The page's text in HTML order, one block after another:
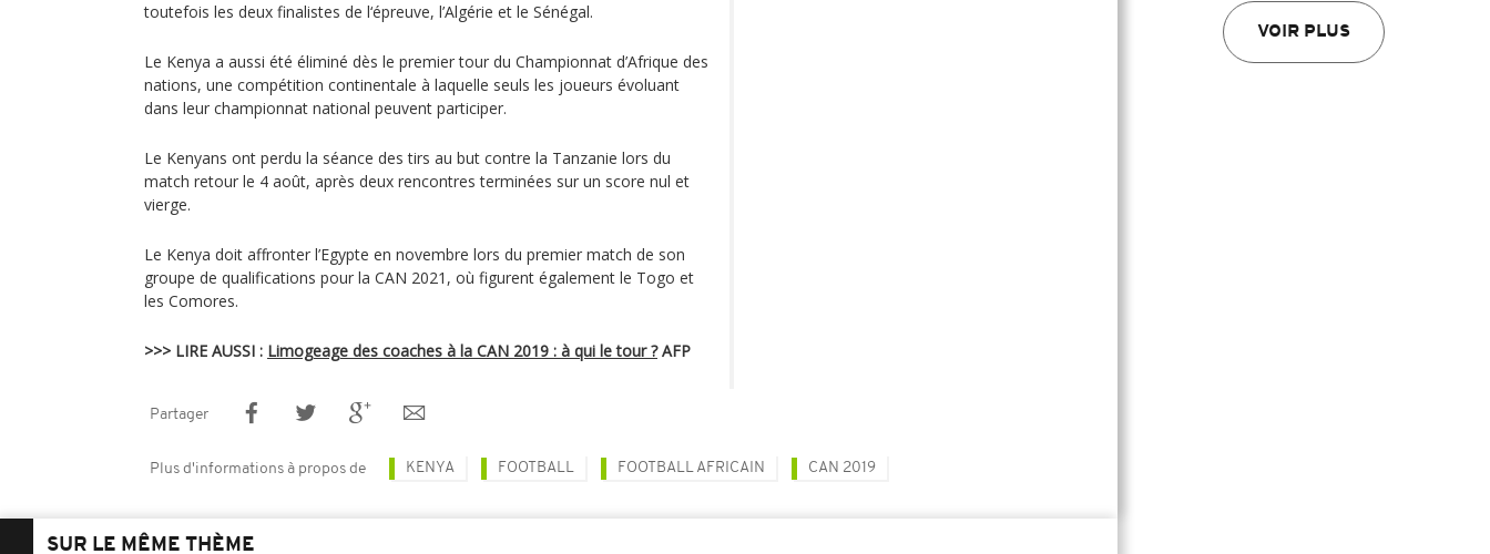
VOIR PLUS
toutefois les deux finalistes de l‘épreuve, l’Algérie et le Sénégal.
Le Kenya a aussi été éliminé dès le premier tour du Championnat d’Afrique des
nations, une compétition continentale à laquelle seuls les joueurs évoluant
dans leur championnat national peuvent participer.
Le Kenyans ont perdu la séance des tirs au but contre la Tanzanie lors du
match retour le 4 août, après deux rencontres terminées sur un score nul et
vierge.
Le Kenya doit affronter l’Egypte en novembre lors du premier match de son
groupe de qualifications pour la CAN 2021, où figurent également le Togo et
les Comores.
>>> LIRE AUSSI : Limogeage des coaches à la CAN 2019 : à qui le tour ? AFP
Partager
Plus d'informations à propos de KENYA FOOTBALL FOOTBALL AFRICAIN CAN 2019
SUR LE MÊME THÈME